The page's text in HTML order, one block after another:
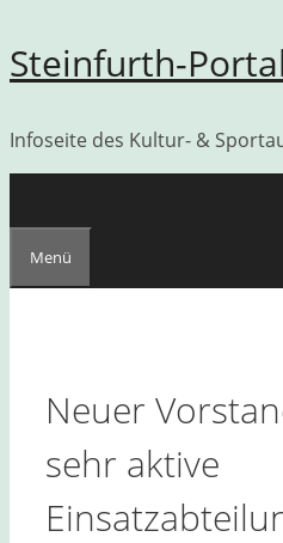
Zum
Inhalt
Steinfurth-Portal
Infoseite des Kultur- &
Menü
Neuer
sehr aktive